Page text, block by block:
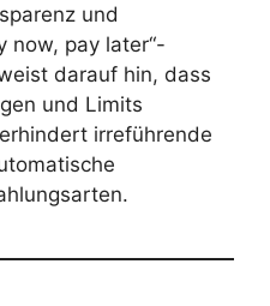
und
now, pay later“-
darauf hin, dass
und Limits
irreführende